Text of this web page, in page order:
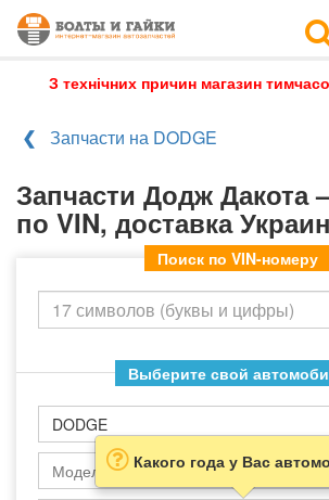
З технічних причин магазин
Запчасти на DODGE
Запчасти Додж Дакота
по VIN, доставка
Поиск по VIN-номеру
Выберите свой
DODGE
Какого года у Вас